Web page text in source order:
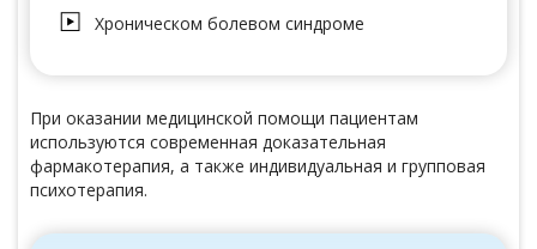
Хроническом болевом синдроме
При оказании медицинской помощи пациентам
используются современная доказательная
фармакотерапия, а также индивидуальная и групповая
психотерапия.